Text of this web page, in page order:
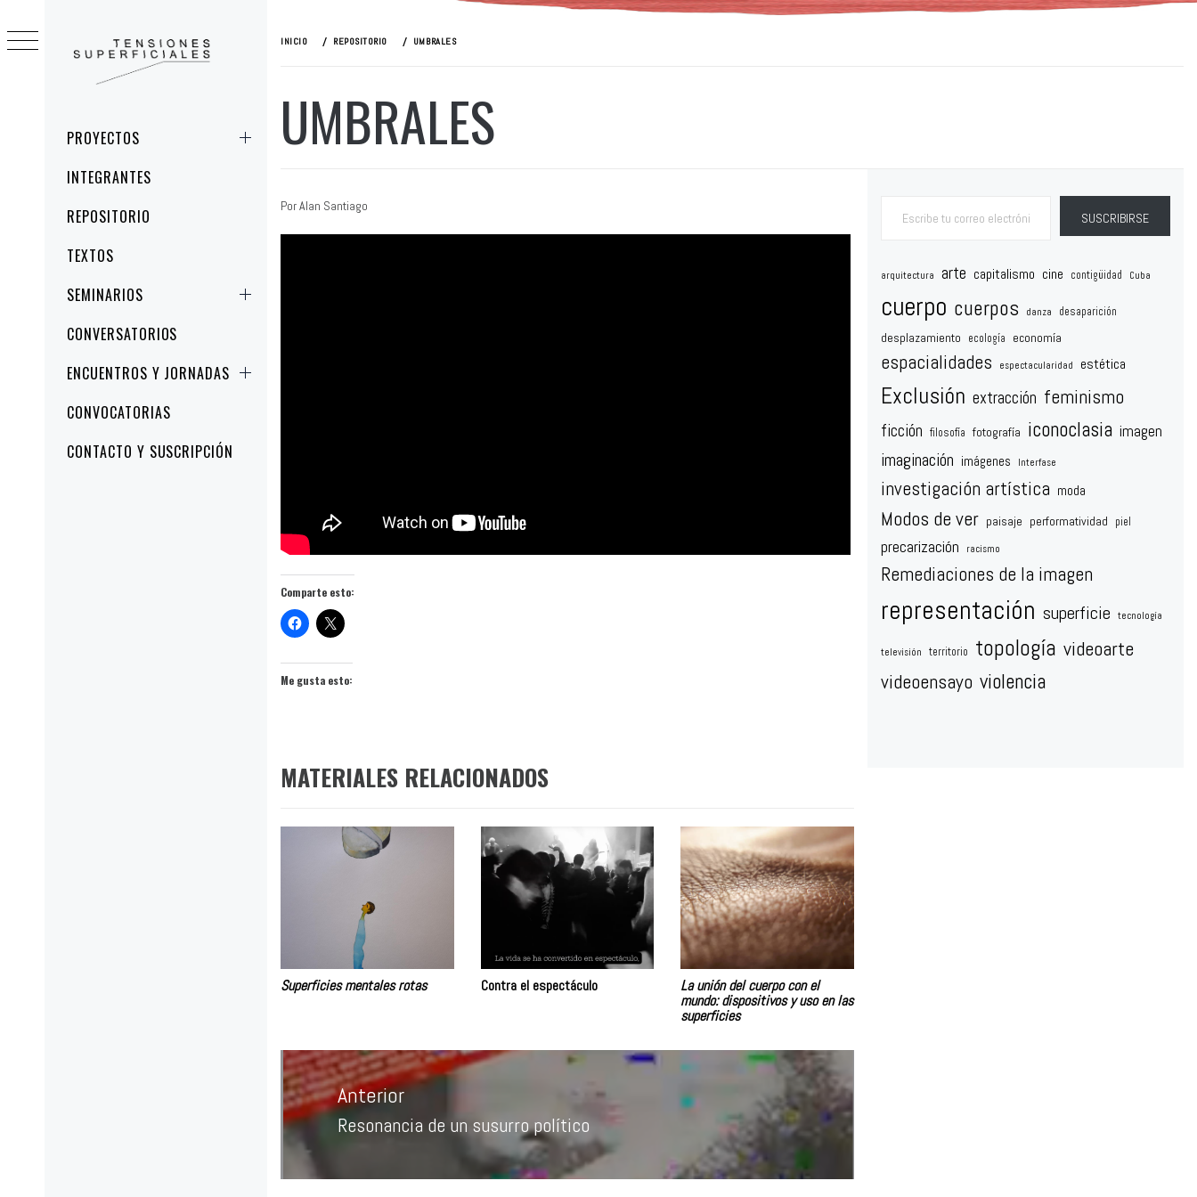
principalPROYECTOS
INTEGRANTES
REPOSITORIO
TEXTOS
SEMINARIOS
CONVERSATORIOS
ENCUENTROS Y JORNADAS
CONVOCATORIAS
CONTACTO Y SUSCRIPCIÓN
al
contenido
INICIO REPOSITORIO UMBRALES
UMBRALES
Por Alan Santiago
Comparte esto:
Me gusta esto:
MATERIALES RELACIONADOS
Superficies mentales rotas Contra el espectáculo
La unión del cuerpo con el
mundo: dispositivos y uso en las
superficies
Navegación
de
entradasAnterior
Entrada
Resonancia de un susurro político
SUSCRIBIRSE
arquitectura arte capitalismo cine contigüidad Cuba
cuerpo cuerpos danza desaparición
desplazamiento ecología economía
espacialidades espectacularidad estética
Exclusión extracción feminismo
ficción filosofía fotografía iconoclasia imagen
imaginación imágenes Interfase
investigación artística moda
Modos de ver paisaje performatividad piel
precarización racismo
Remediaciones de la imagen
representación superficie tecnología
televisión territorio topología videoarte
videoensayo violencia